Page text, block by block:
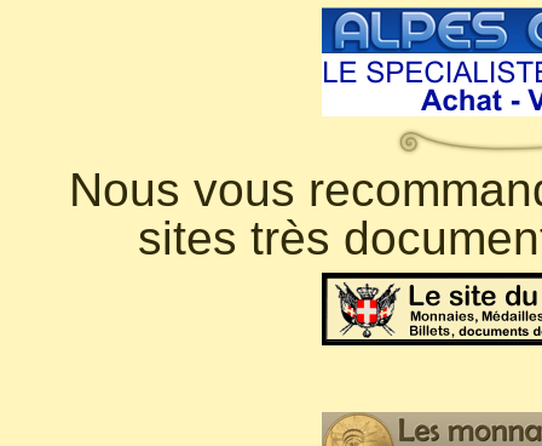
Nous vous
sites très